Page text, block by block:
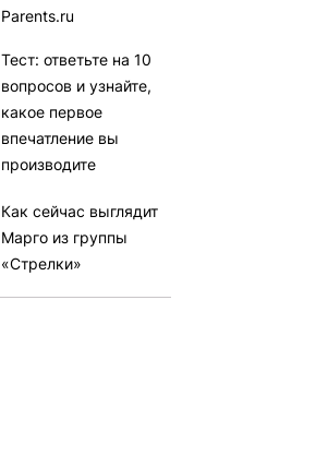
Parents.ru
Тест: ответьте на 10
вопросов и узнайте,
какое первое
впечатление вы
производите
Как сейчас выглядит
Марго из группы
«Стрелки»